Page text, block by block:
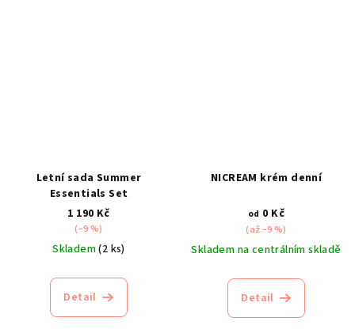
Letní sada Summer
Essentials Set
1 190 Kč
(–9 %)
Skladem(2 ks)
Detail
NICREAM krém denní
od 0 Kč
(až –9 %)
Skladem na centrálním skladě
Detail